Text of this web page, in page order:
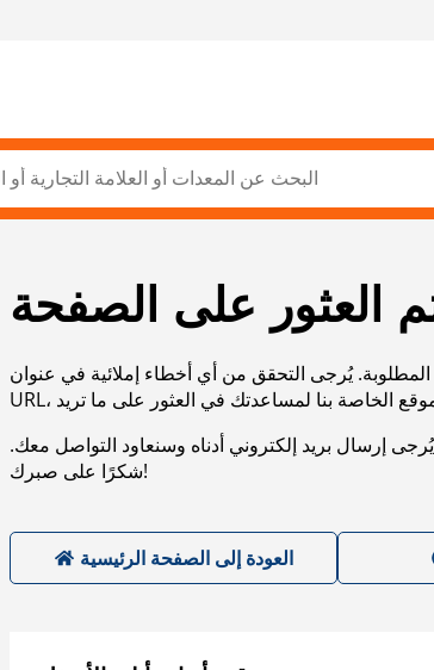
العثور على الصفحة
يُرجى التحقق من أي أخطاء إملائية في عنوان
إرسال بريد إلكتروني أدناه وسنعاود التواصل معك.
شكرًا على صبرك!
العودة إلى الصفحة الرئيسية